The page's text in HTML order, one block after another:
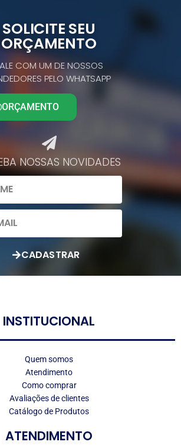
SOLICITE SEU
ORÇAMENTO
COM UM DE NOSSOS
PELO WHATSAPP
ORÇAMENTO
NOSSAS NOVIDADES​
CADASTRAR
INSTITUCIONAL
Quem somos
Atendimento
Como comprar
Avaliações de clientes
Catálogo de Produtos
ATENDIMENTO